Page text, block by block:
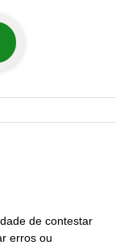
de contestar
erros ou